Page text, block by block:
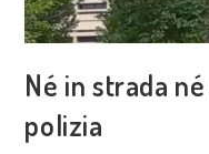
Né in strada
polizia